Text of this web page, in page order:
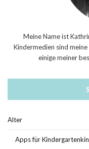
Meine Name ist
Kindermedien sind
einige meiner
Alter
Apps für